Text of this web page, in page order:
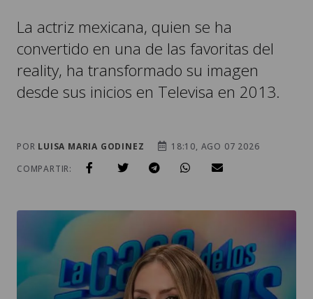
La actriz mexicana, quien se ha
convertido en una de las favoritas del
reality, ha transformado su imagen
desde sus inicios en Televisa en 2013.
POR LUISA MARIA GODINEZ
18:10, AGO 07 2026
COMPARTIR: